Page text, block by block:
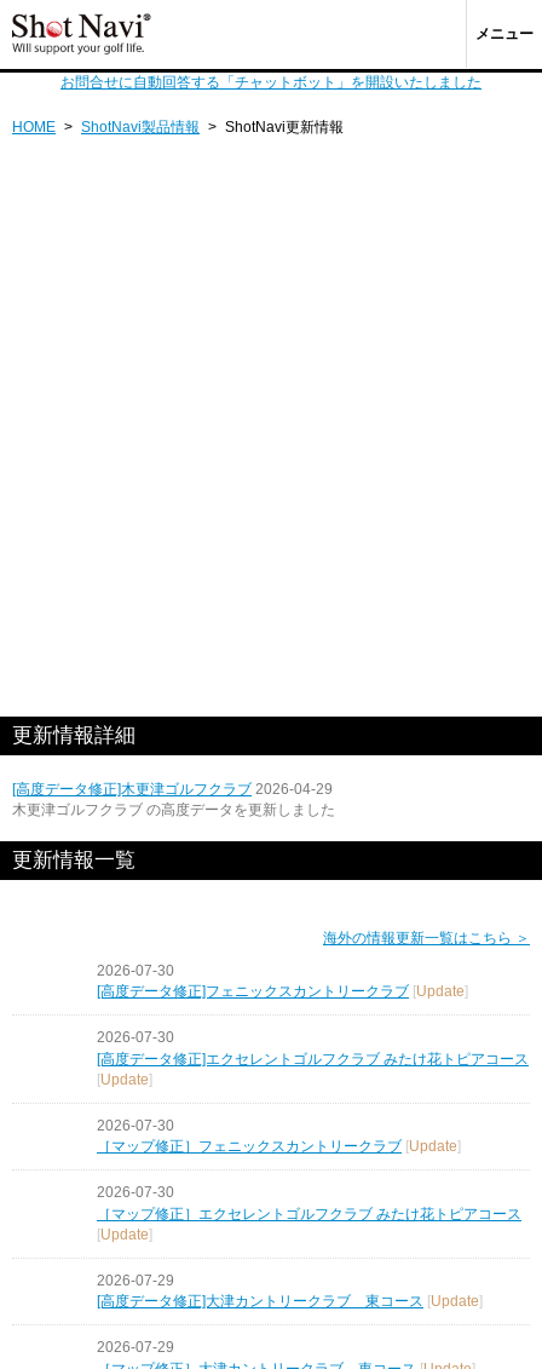
メニュー
お問合せに自動回答する「チャットボット」を開設いたしました
HOME > ShotNavi製品情報 > ShotNavi更新情報
更新情報詳細
[高度データ修正]木更津ゴルフクラブ 2026-04-29
木更津ゴルフクラブ の高度データを更新しました
更新情報一覧
海外の情報更新一覧はこちら ＞
2026-07-30
[高度データ修正]フェニックスカントリークラブ
Update
2026-07-30
[高度データ修正]エクセレントゴルフクラブ みたけ花トピアコース
[Update]
2026-07-30
［マップ修正］フェニックスカントリークラブ [Update]
2026-07-30
［マップ修正］エクセレントゴルフクラブ みたけ花トピアコース
[Update]
2026-07-29
[高度データ修正]大津カントリークラブ 東コース [Update]
2026-07-29